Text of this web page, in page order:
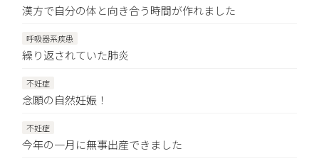
漢方で自分の体と向き合う時間が作れました
呼吸器系疾患
繰り返されていた肺炎
不妊症
念願の自然妊娠！
不妊症
今年の一月に無事出産できました